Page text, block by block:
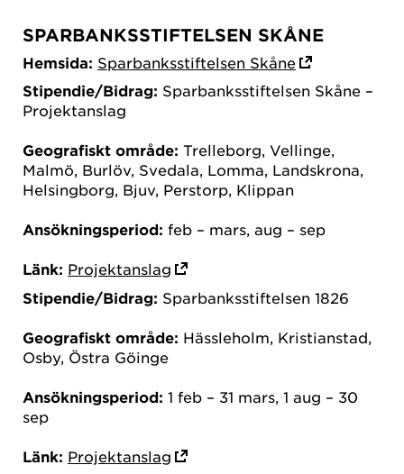
SPARBANKSSTIFTELSEN SKÅNE
Hemsida: Sparbanksstiftelsen Skåne
Stipendie/Bidrag: Sparbanksstiftelsen Skåne –
Projektanslag
Geografiskt område: Trelleborg, Vellinge,
Malmö, Burlöv, Svedala, Lomma, Landskrona,
Helsingborg, Bjuv, Perstorp, Klippan
Ansökningsperiod: feb – mars, aug – sep
Länk: Projektanslag
Stipendie/Bidrag: Sparbanksstiftelsen 1826
Geografiskt område: Hässleholm, Kristianstad,
Osby, Östra Göinge
Ansökningsperiod: 1 feb – 31 mars, 1 aug – 30
sep
Länk: Projektanslag